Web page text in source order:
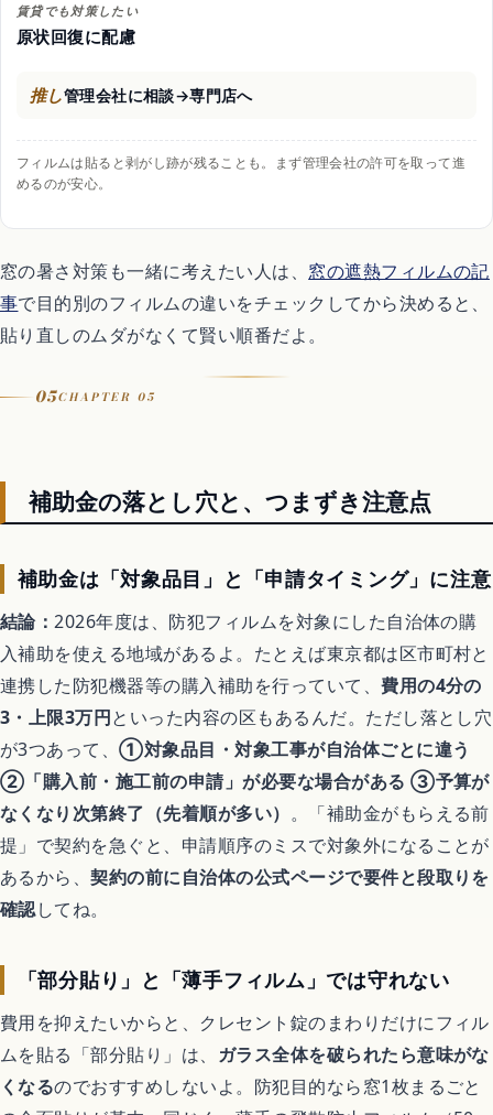
賃貸でも対策したい
原状回復に配慮
推し管理会社に相談→専門店へ
フィルムは貼ると剥がし跡が残ることも。まず管理会社の許可を取って進
めるのが安心。
窓の暑さ対策も一緒に考えたい人は、 窓の遮熱フィルムの記
事で目的別のフィルムの違いをチェックしてから決めると、
貼り直しのムダがなくて賢い順番だよ。
05CHAPTER 05
補助金の落とし穴と、つまずき注意点
補助金は「対象品目」と「申請タイミング」に注意
結論：2026年度は、防犯フィルムを対象にした自治体の購
入補助を使える地域があるよ。たとえば東京都は区市町村と
連携した防犯機器等の購入補助を行っていて、費用の4分の
3・上限3万円といった内容の区もあるんだ。ただし落とし穴
が3つあって、①対象品目・対象工事が自治体ごとに違う
②「購入前・施工前の申請」が必要な場合がある ③予算が
なくなり次第終了（先着順が多い） 。「補助金がもらえる前
提」で契約を急ぐと、申請順序のミスで対象外になることが
あるから、契約の前に自治体の公式ページで要件と段取りを
確認してね。
「部分貼り」と「薄手フィルム」では守れない
費用を抑えたいからと、クレセント錠のまわりだけにフィル
ムを貼る「部分貼り」は、 ガラス全体を破られたら意味がな
くなるのでおすすめしないよ。防犯目的なら窓1枚まるごと